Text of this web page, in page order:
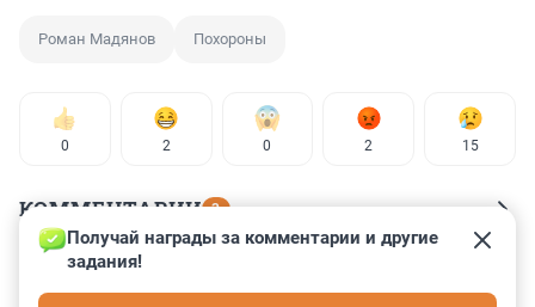
Роман Мадянов Похороны
0 2 0 2 15
КОММЕНТАРИИ 3
Гость
Получай награды за комментарии и другие
задания!